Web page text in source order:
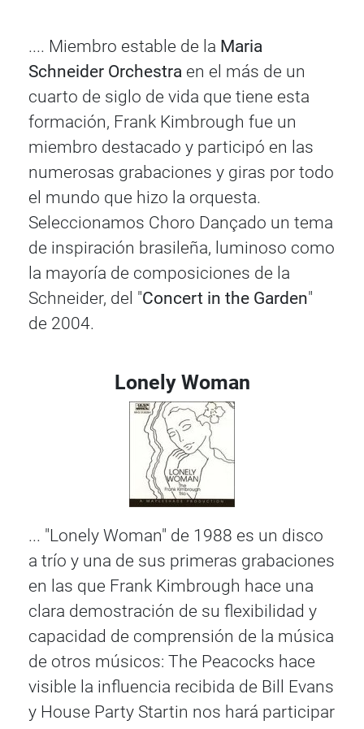
.... Miembro estable de la Maria
Schneider Orchestra en el más de un
cuarto de siglo de vida que tiene esta
formación, Frank Kimbrough fue un
miembro destacado y participó en las
numerosas grabaciones y giras por todo
el mundo que hizo la orquesta.
Seleccionamos Choro Dançado un tema
de inspiración brasileña, luminoso como
la mayoría de composiciones de la
Schneider, del "Concert in the Garden"
de 2004.
Lonely Woman
... "Lonely Woman" de 1988 es un disco
a trío y una de sus primeras grabaciones
en las que Frank Kimbrough hace una
clara demostración de su flexibilidad y
capacidad de comprensión de la música
de otros músicos: The Peacocks hace
visible la influencia recibida de Bill Evans
y House Party Startin nos hará participar